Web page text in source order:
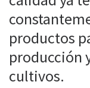
productos
producción
cultivos.